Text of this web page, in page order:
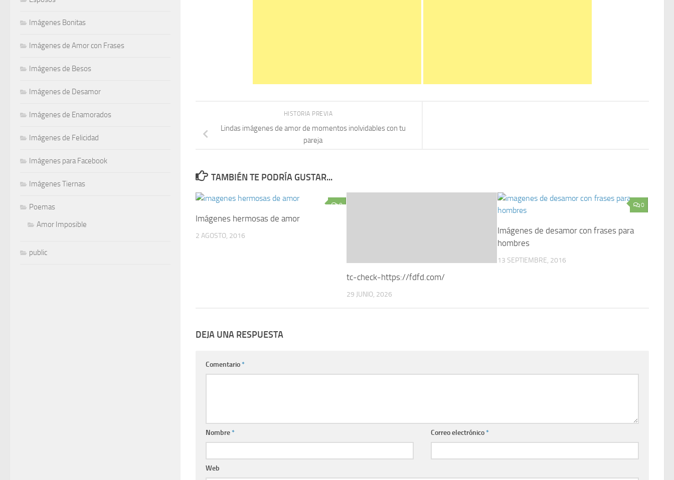
HISTORIA PREVIA
Lindas imágenes de amor de momentos inolvidables con tu
pareja
TAMBIÉN TE PODRÍA GUSTAR...
0
Imágenes hermosas de amor
2 AGOSTO, 2016
tc-check-https://fdfd.com/
29 JUNIO, 2026
0
Imágenes de desamor con frases para
hombres
13 SEPTIEMBRE, 2016
DEJA UNA RESPUESTA
Comentario*
Nombre* Correo electrónico*
Web
Imágenes Bonitas
Imágenes de Amor con Frases
Imágenes de Besos
Imágenes de Desamor
Imágenes de Enamorados
Imágenes de Felicidad
Imágenes para Facebook
Imágenes Tiernas
Poemas
Amor Imposible
public